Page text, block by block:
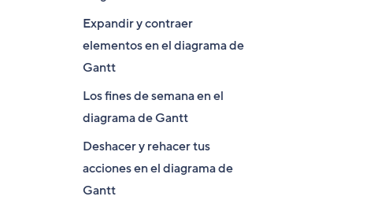
Expandir y contraer
elementos en el diagrama de
Gantt
Los fines de semana en el
diagrama de Gantt
Deshacer y rehacer tus
acciones en el diagrama de
Gantt